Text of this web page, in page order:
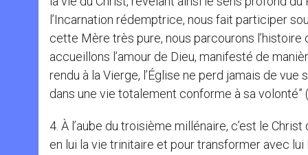
l’Incarnation rédemptrice, nous fait participer
cette Mère très pure, nous parcourons
accueillons l’amour de Dieu, manifesté de
rendu à la Vierge, l’Église ne perd jamais de
dans une vie totalement conforme à sa volonté”
4. À l’aube du troisième millénaire, c’est le
en lui la vie trinitaire et pour transformer avec